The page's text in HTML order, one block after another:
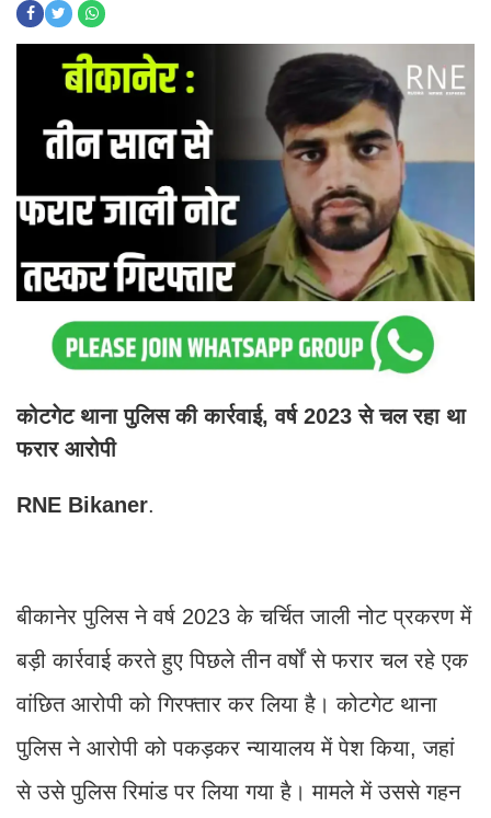
कोटगेट थाना पुलिस की कार्रवाई, वर्ष 2023 से चल रहा था
फरार आरोपी
RNE Bikaner.
बीकानेर पुलिस ने वर्ष 2023 के चर्चित जाली नोट प्रकरण में
बड़ी कार्रवाई करते हुए पिछले तीन वर्षों से फरार चल रहे एक
वांछित आरोपी को गिरफ्तार कर लिया है। कोटगेट थाना
पुलिस ने आरोपी को पकड़कर न्यायालय में पेश किया, जहां
से उसे पुलिस रिमांड पर लिया गया है। मामले में उससे गहन